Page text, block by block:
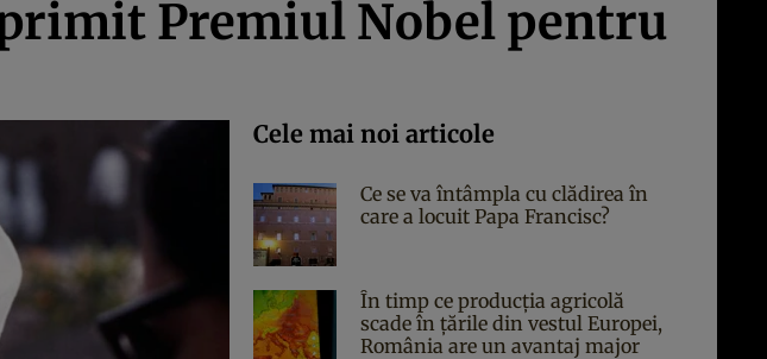
Premiul Nobel pentru
Cele mai noi articole
Ce se va întâmpla cu clădirea în
care a locuit Papa Francisc?
În timp ce producția agricolă
scade în țările din vestul Europei,
România are un avantaj major